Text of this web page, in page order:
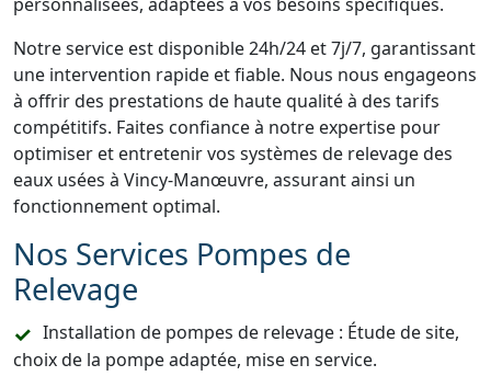
Notre service est disponible 24h/24 et 7j/7, garantissant
une intervention rapide et fiable. Nous nous engageons
à offrir des prestations de haute qualité à des tarifs
compétitifs. Faites confiance à notre expertise pour
optimiser et entretenir vos systèmes de relevage des
eaux usées à Vincy-Manœuvre, assurant ainsi un
fonctionnement optimal.
Nos Services Pompes de
Relevage
Installation de pompes de relevage : Étude de site,
choix de la pompe adaptée, mise en service.